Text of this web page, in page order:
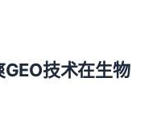
技术在生物